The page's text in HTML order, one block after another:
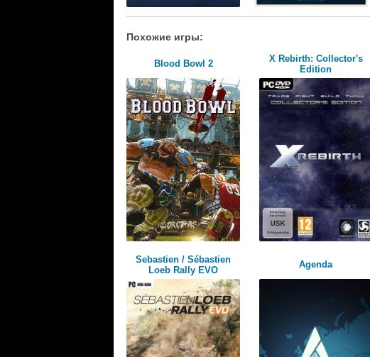
Похожие игры:
Blood Bowl 2
X Rebirth: Collector's
Edition
Sebastien / Sébastien
Loeb Rally EVO
Agenda